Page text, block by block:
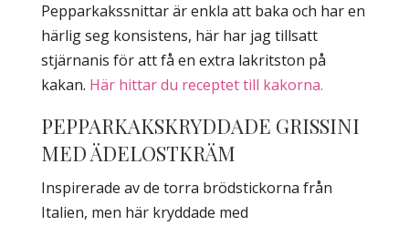
Pepparkakssnittar är enkla att baka och har en
härlig seg konsistens, här har jag tillsatt
stjärnanis för att få en extra lakritston på
kakan. Här hittar du receptet till kakorna.
PEPPARKAKSKRYDDADE GRISSINI
MED ÄDELOSTKRÄM
Inspirerade av de torra brödstickorna från
Italien, men här kryddade med